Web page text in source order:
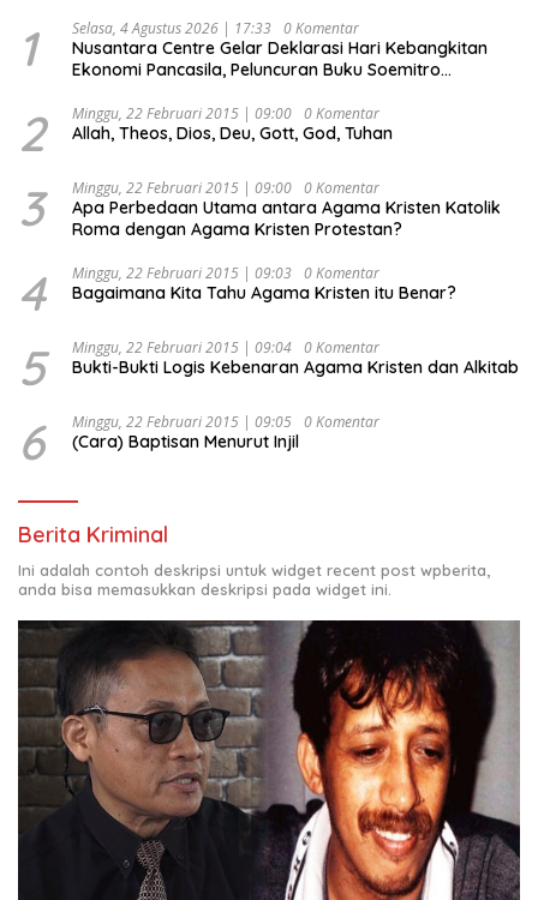
1 Selasa, 4 Agustus 2026 | 17:33 0 Komentar
Nusantara Centre Gelar Deklarasi Hari Kebangkitan
Ekonomi Pancasila, Peluncuran Buku Soemitro
Ekonomi Politik Indonesia) & Simposium Nasional
“Urgensi Undang-Undang Perekonomian Nasional dan
Indonesia Emas 2045”,
2 Minggu, 22 Februari 2015 | 09:00 0 Komentar
Allah, Theos, Dios, Deu, Gott, God, Tuhan
3 Minggu, 22 Februari 2015 | 09:00 0 Komentar
Apa Perbedaan Utama antara Agama Kristen Katolik
Roma dengan Agama Kristen Protestan?
4 Minggu, 22 Februari 2015 | 09:03 0 Komentar
Bagaimana Kita Tahu Agama Kristen itu Benar?
5 Minggu, 22 Februari 2015 | 09:04 0 Komentar
Bukti-Bukti Logis Kebenaran Agama Kristen dan Alkitab
6 Minggu, 22 Februari 2015 | 09:05 0 Komentar
(Cara) Baptisan Menurut Injil
Berita Kriminal
Ini adalah contoh deskripsi untuk widget recent post wpberita,
anda bisa memasukkan deskripsi pada widget ini.